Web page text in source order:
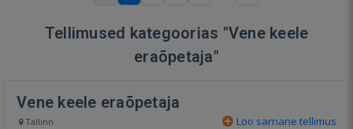
Tellimused kategoorias "Vene keele
eraõpetaja"
Vene keele eraõpetaja
Tallinn Loo sarnane tellimus